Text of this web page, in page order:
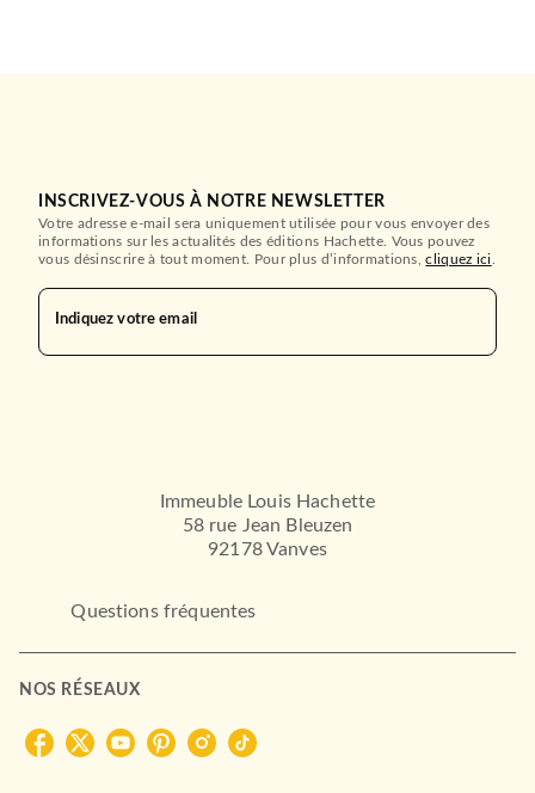
INSCRIVEZ-VOUS À NOTRE NEWSLETTER
Votre adresse e-mail sera uniquement utilisée pour vous envoyer des
informations sur les actualités des éditions Hachette. Vous pouvez
vous désinscrire à tout moment. Pour plus d’informations,cliquez ici
Indiquez votre email
Immeuble Louis Hachette
58 rue Jean Bleuzen
92178 Vanves
Questions fréquentes
NOS RÉSEAUX